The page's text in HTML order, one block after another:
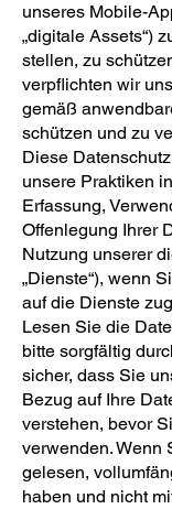
unseres Mobile-
„digitale Assets“)
stellen, zu
verpflichten wir
gemäß
schützen und zu
Diese
unsere Praktiken
Erfassung,
Offenlegung Ihrer
Nutzung unserer
„Dienste“), wenn
auf die Dienste
Lesen Sie die
bitte sorgfältig
sicher, dass Sie
Bezug auf Ihre
verstehen, bevor
verwenden. Wenn
gelesen,
haben und nicht